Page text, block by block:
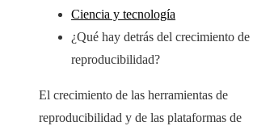
Ciencia y tecnología
¿Qué hay detrás del crecimiento
reproducibilidad?
El crecimiento de las herramientas de
reproducibilidad y de las plataformas de